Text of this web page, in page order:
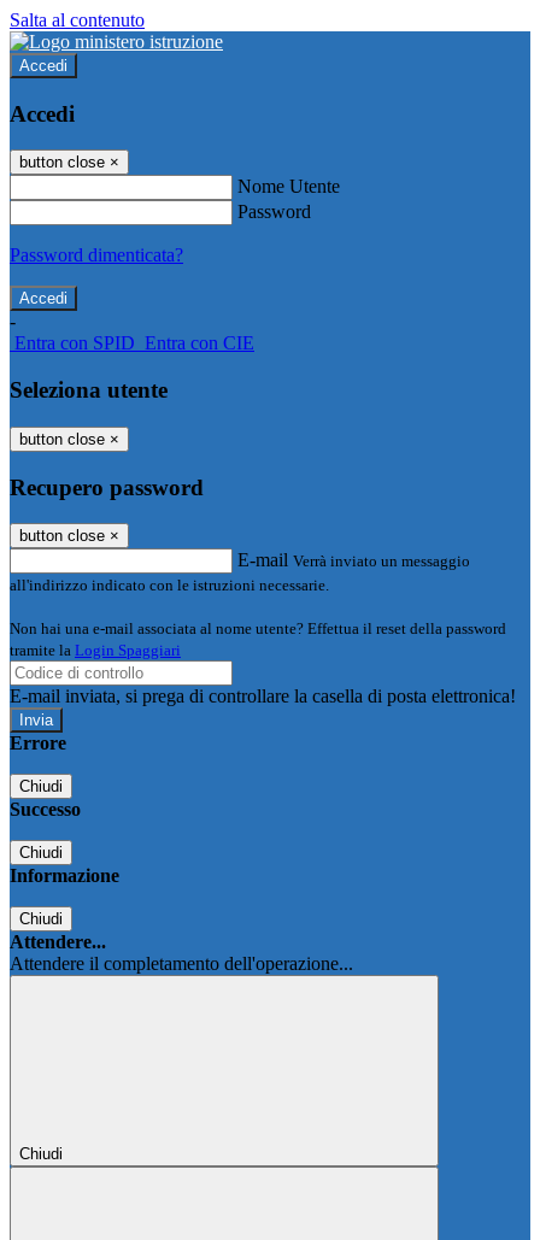
Salta al contenuto
Accedi
Accedi
button close ×
Nome Utente
Password
Password dimenticata?
-
Entra con SPID Entra con CIE
Seleziona utente
button close ×
Recupero password
button close ×
E-mail Verrà inviato un messaggio
all'indirizzo indicato con le istruzioni necessarie.
Non hai una e-mail associata al nome utente? Effettua il reset della password
tramite la Login Spaggiari
E-mail inviata, si prega di controllare la casella di posta elettronica!
Errore
Chiudi
Successo
Chiudi
Informazione
Chiudi
Attendere...
Attendere il completamento dell'operazione...
Chiudi